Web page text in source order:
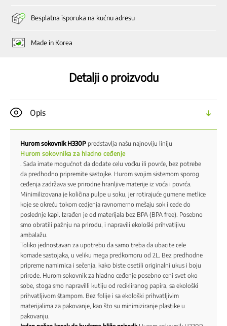
Besplatna isporuka na kućnu adresu
Made in Korea
Detalji o proizvodu
Hurom sokovnik H330P predstavlja našu najnoviju liniju
Hurom sokovnika za hladno ceđenje
. Sada imate mogućnot da dodate celu voćku ili povrće, bez potrebe
da predhodno pripremite sastojke. Hurom svojim sistemom sporog
ceđenja zadržava sve prirodne hranljive materije iz voća i povrća.
Minimilizovana je količina pulpe u soku, jer rotirajuće gumene metlice
koje se okreću tokom cedjenja ravnomerno mešaju sok i cede do
poslednje kapi. Izrađen je od materijala bez BPA (BPA free). Posebno
smo obratili pažnju na prirodu, i napravili ekološki prihvatljivu
ambalažu.
Toliko jednostavan za upotrebu da samo treba da ubacite cele
komade sastojaka, u veliku mega predkomoru od 2L. Bez predhodne
pripreme namirnica i sečenja, kako biste osetili originalni ukus i boju
prirode. Hurom sokovnik za hladno ceđenje posebno ceni svet oko
sobe, stoga smo napravilli kutiju od recikliranog papira, sa ekološki
prihvatljivom štampom. Bez folije i sa ekološki prihvatljivim
materijalima za pakovanje, kao što su minimiziranje plastike u
pakovanju.
Opis